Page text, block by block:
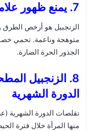
7. يمنع ظهور علامات الشيخوخة
الزنجبيل هو أرخص الطرق
متوهجة وناعمة. تحمي
الجذور الحرة الضارة.
8. الزنجبيل
الدورة الشهرية
تقلصات الدورة الشهرية
منها المرأة خلال فترة